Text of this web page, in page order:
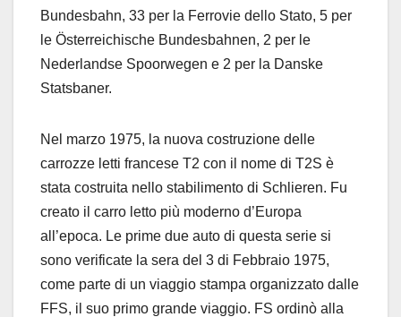
Bundesbahn, 33 per la Ferrovie dello Stato, 5 per
le Österreichische Bundesbahnen, 2 per le
Nederlandse Spoorwegen e 2 per la Danske
Statsbaner.
Nel marzo 1975, la nuova costruzione delle
carrozze letti francese T2 con il nome di T2S è
stata costruita nello stabilimento di Schlieren. Fu
creato il carro letto più moderno d’Europa
all’epoca. Le prime due auto di questa serie si
sono verificate la sera del 3 di Febbraio 1975,
come parte di un viaggio stampa organizzato dalle
FFS, il suo primo grande viaggio. FS ordinò alla